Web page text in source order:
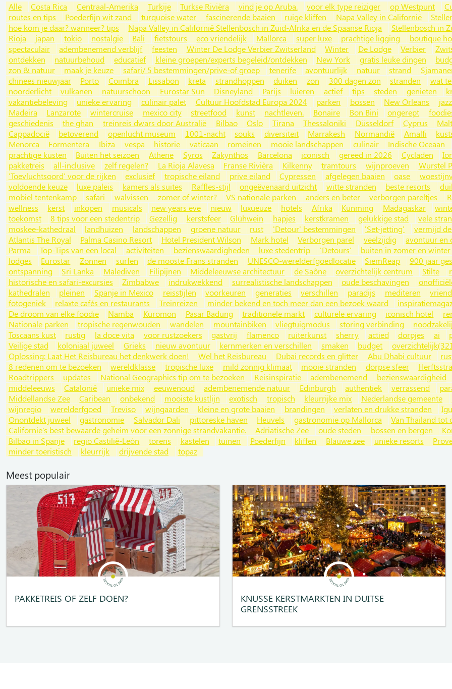
Alle Costa Rica Centraal-Amerika Turkije Turkse Rivièra vind je op Aruba. voor elk type reiziger op Westpunt
routes en tips
Poederfijn wit zand turquoise water fascinerende baaien ruige kliffen Napa Valley in Californië
hoe kom je daar? wanneer? tips
Napa Valley in Californië Stellenbosch in Zuid-Afrika en de Spaanse Rioja Stellenbosch in
Rioja
japan tokio nostalgie Bali fietstours eco vriendelijk Mallorca super luxe prachtige ligging boutique
spectaculair
adembenemend verblijf feesten Winter De Lodge Verbier Zwitserland Winter De Lodge Verbier
ontdekken
natuurbehoud educatief kleine groepen/experts begeleid/ontdekken New York gratis leuke dingen
zon & natuur
maak je keuze safari/ 5 bestemmingen/prive-of groep tenerife avontuurlijk natuur strand
chinees nieuwjaar
Porto Coimbra Lissabon kreta strandhoppen duiken zon 300 dagen zon stranden wat
noorderlicht
vulkanen natuurschoon Eurostar Sun Disneyland Parijs luieren actief tips steden genieten
vakantiebeleving
unieke ervaring culinair palet Cultuur Hoofdstad Europa 2024 parken bossen New Orleans jazz
Madeira
Lanzarote wintercruise mexico city streetfood kunst nachtleven. Bonaire Bon Bini ongerept
geschiedenis
the ghan treinreis dwars door Australië Bilbao Oslo Tirana Thessaloniki Düsseldorf Cyprus
Cappadocië
betoverend openlucht museum 1001-nacht souks diversiteit Marrakesh Normandië Amalfi
Menorca
Formentera Ibiza vespa historie vaticaan romeinen mooie landschappen culinair Indische Oceaan
prachtige kusten
Buiten het seizoen Athene Syros Zakynthos Barcelona iconisch gereed in 2026 Cycladen
pakketreis
all-inclusive zelf regelen? La Rioja Alavesa Franse Rivièra Kilkenny tramtours wijnproeven Wurstel
'Toevluchtsoord' voor de rijken
exclusief tropische eiland prive eiland Cypressen afgelegen baaien oase
voldoende keuze
luxe paleis kamers als suites Raffles-stijl ongeëvenaard uitzicht witte stranden beste resorts
mobiel tentenkamp
safari walvissen zomer of winter? VS nationale parken anders en beter verborgen pareltjes
wellness
kerst inkopen musicals new years eve nieuw luxueuze hotels Afrika Kunming Madagaskar
toekomst
8 tips voor een stedentrip Gezellig kerstsfeer Glühwein hapjes kerstkramen gelukkige stad vele
moskee-kathedraal
landhuizen landschappen groene natuur rust 'Detour' bestemmingen 'Set-jetting' vermijd
Atlantis The Royal
Palma Casino Resort Hotel President Wilson Mark hotel Verborgen parel veelzijdig avontuur en
Parma
Top-Tips van een local activiteiten bezienswaardigheden luxe stedentrip 'Detours' buiten in zomer en winter
lodges
Eurostar Zonnen surfen de mooste Frans stranden UNESCO-werelderfgoedlocatie SiemReap 900 jaar
ontspanning
Sri Lanka Malediven Filipijnen Middeleeuwse architectuur de Saône overzichtelijk centrum Stilte
historische en safari-excursies
Zimbabwe indrukwekkend surrealistische landschappen oude beschavingen
kathedralen
pleinen Spanje in Mexico reisstijlen voorkeuren generaties verschillen paradijs mediteren
fotogeniek
relaxte cafés en restaurants Treinreizen minder bekend en toch meer dan een bezoek waard
De droom van elke foodie
Namba Kuromon Pasar Badung traditionele markt culturele ervaring iconisch hotel
Nationale parken
tropische regenwouden wandelen mountainbiken vliegtuigmodus storing verbinding
Toscaans kust
rustig la doce vita voor rustzoekers gastvrij flamenco ruiterkunst sherry actied dorpjes ai
Veilige stad
koloniaal juweel Grieks nieuw avontuur kernmerken en verschillen smaken budget
Oplossing: Laat Het Reisbureau het denkwerk doen!
Wel het Reisbureau Dubai records en glitter Abu Dhabi cultuur
8 redenen om te bezoeken
wereldklasse tropische luxe mild zonnig klimaat mooie stranden dorpse sfeer
Roadtrippers
updates National Geographics tip om te bezoeken Reisinspiratie adembenemend bezienswaardigheid
middeleeuws
Catalonië unieke mix eeuwenoud adembenemende natuur Edinburgh authentiek verrassend
Middellandse Zee
Caribean onbekend mooiste kustlijn exotisch tropisch kleurrijke mix Nederlandse gemeente
wijnregio
werelderfgoed Treviso wijngaarden kleine en grote baaien brandingen verlaten en drukke stranden
Onontdekt juweel
gastronomie Salvador Dali pittoreske haven Heuvels gastronomie op Mallorca Van Thailand tot
Californië's best bewaarde geheim voor een zonnige strandvakantie.
Adriatische Zee oude steden bossen en bergen
Bilbao in Spanje
regio Castilië-León torens kastelen tuinen Poederfijn kliffen Blauwe zee unieke resorts
minder toeristisch
kleurrijk drijvende stad topaz
Meest populair
PAKKETREIS OF ZELF DOEN?
KNUSSE KERSTMARKTEN IN DUITSE
GRENSSTREEK